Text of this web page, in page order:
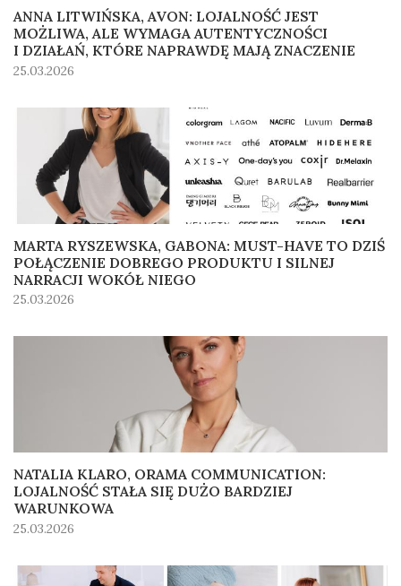
ANNA LITWIŃSKA, AVON: LOJALNOŚĆ JEST
MOŻLIWA, ALE WYMAGA AUTENTYCZNOŚCI
I DZIAŁAŃ, KTÓRE NAPRAWDĘ MAJĄ ZNACZENIE
25.03.2026
MARTA RYSZEWSKA, GABONA: MUST-HAVE TO DZIŚ
POŁĄCZENIE DOBREGO PRODUKTU I SILNEJ
NARRACJI WOKÓŁ NIEGO
25.03.2026
NATALIA KLARO, ORAMA COMMUNICATION:
LOJALNOŚĆ STAŁA SIĘ DUŻO BARDZIEJ
WARUNKOWA
25.03.2026